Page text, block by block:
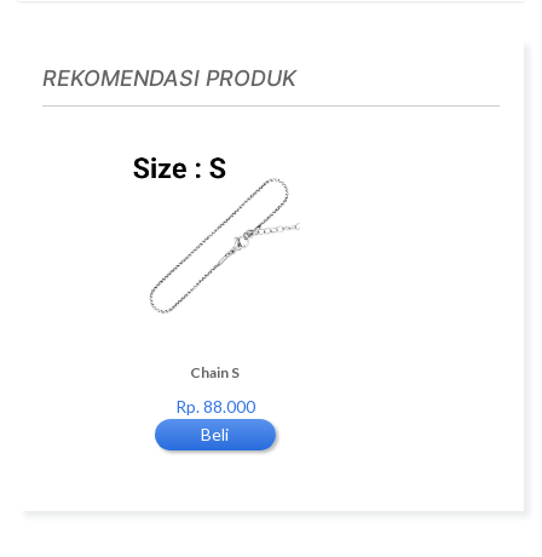
REKOMENDASI PRODUK
Chain S
Rp. 88.000
Beli